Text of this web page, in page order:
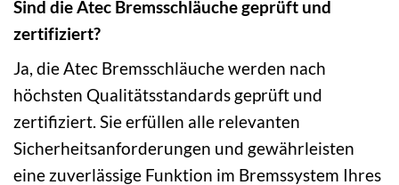
Sind die Atec Bremsschläuche geprüft und
zertifiziert?
Ja, die Atec Bremsschläuche werden nach
höchsten Qualitätsstandards geprüft und
zertifiziert. Sie erfüllen alle relevanten
Sicherheitsanforderungen und gewährleisten
eine zuverlässige Funktion im Bremssystem Ihres